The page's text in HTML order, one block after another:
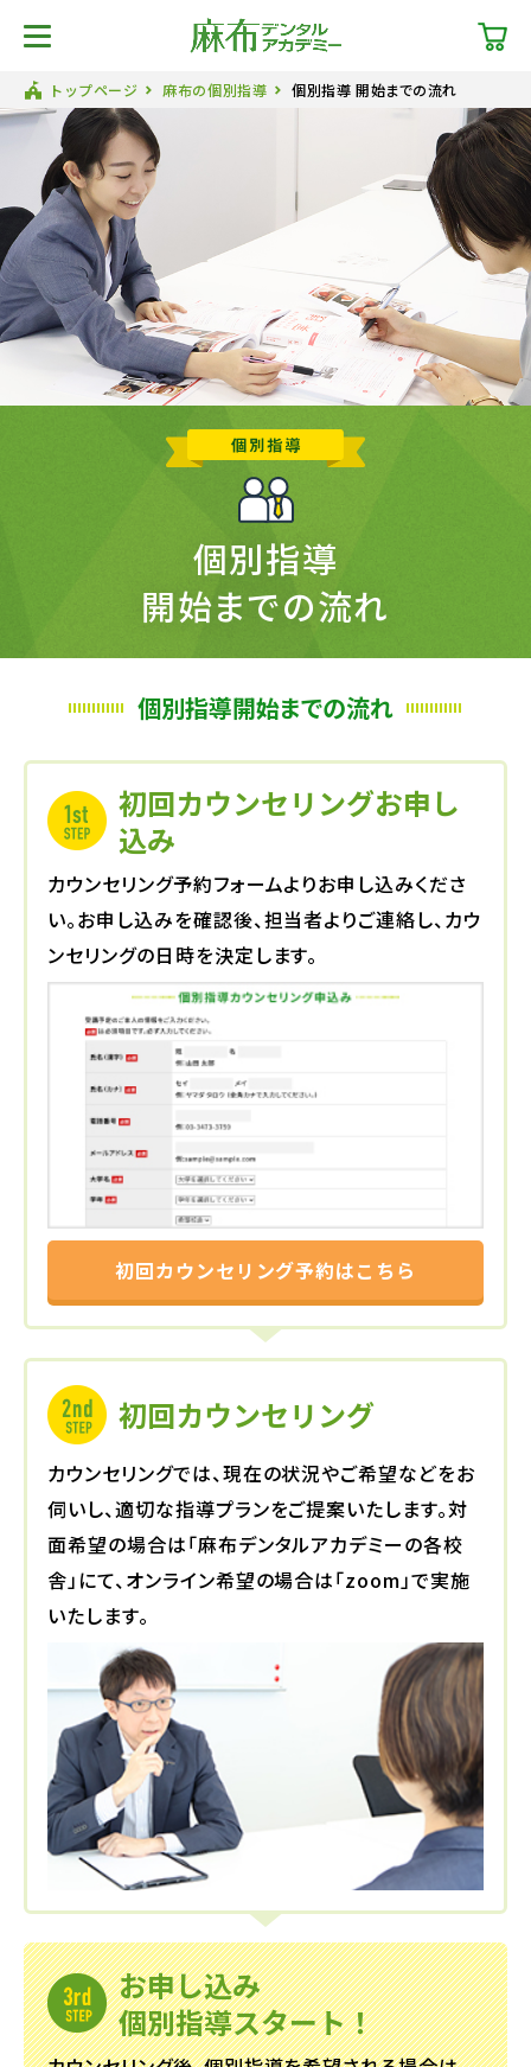
トップページ 麻布の個別指導 個別指導 開始までの流れ
個別指導
開始までの流れ
個別指導開始までの流れ
初回カウンセリングお申し
込み
カウンセリング予約フォームよりお申し込みくださ
い。お申し込みを確認後、担当者よりご連絡し、カウ
ンセリングの日時を決定します。
初回カウンセリング予約はこちら
初回カウンセリング
カウンセリングでは、現在の状況やご希望などをお
伺いし、適切な指導プランをご提案いたします。対
面希望の場合は「麻布デンタルアカデミーの各校
舎」にて、オンライン希望の場合は「zoom」で実施
いたします。
お申し込み
個別指導スタート！